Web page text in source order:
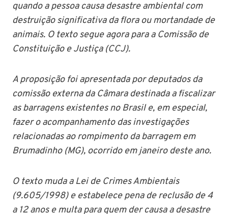
quando a pessoa causa desastre ambiental com
destruição significativa da flora ou mortandade de
animais. O texto segue agora para a Comissão de
Constituição e Justiça (CCJ).
A proposição foi apresentada por deputados da
comissão externa da Câmara destinada a fiscalizar
as barragens existentes no Brasil e, em especial,
fazer o acompanhamento das investigações
relacionadas ao rompimento da barragem em
Brumadinho (MG), ocorrido em janeiro deste ano.
O texto muda a Lei de Crimes Ambientais
(9.605/1998) e estabelece pena de reclusão de 4
a 12 anos e multa para quem der causa a desastre